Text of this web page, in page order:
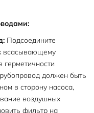
Подсоедините
всасывающему
герметичности
должен быть
в сторону насоса,
воздушных
фильтр на